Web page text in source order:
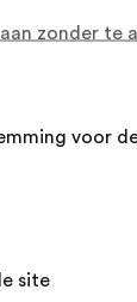
alle
up-to-
op te nemen
zonder te
voor
site